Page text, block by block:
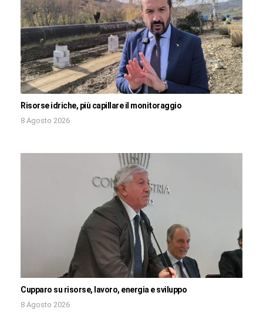
Risorse idriche, più capillare il monitoraggio
8 Agosto 2026
Cupparo su risorse, lavoro, energia e sviluppo
8 Agosto 2026